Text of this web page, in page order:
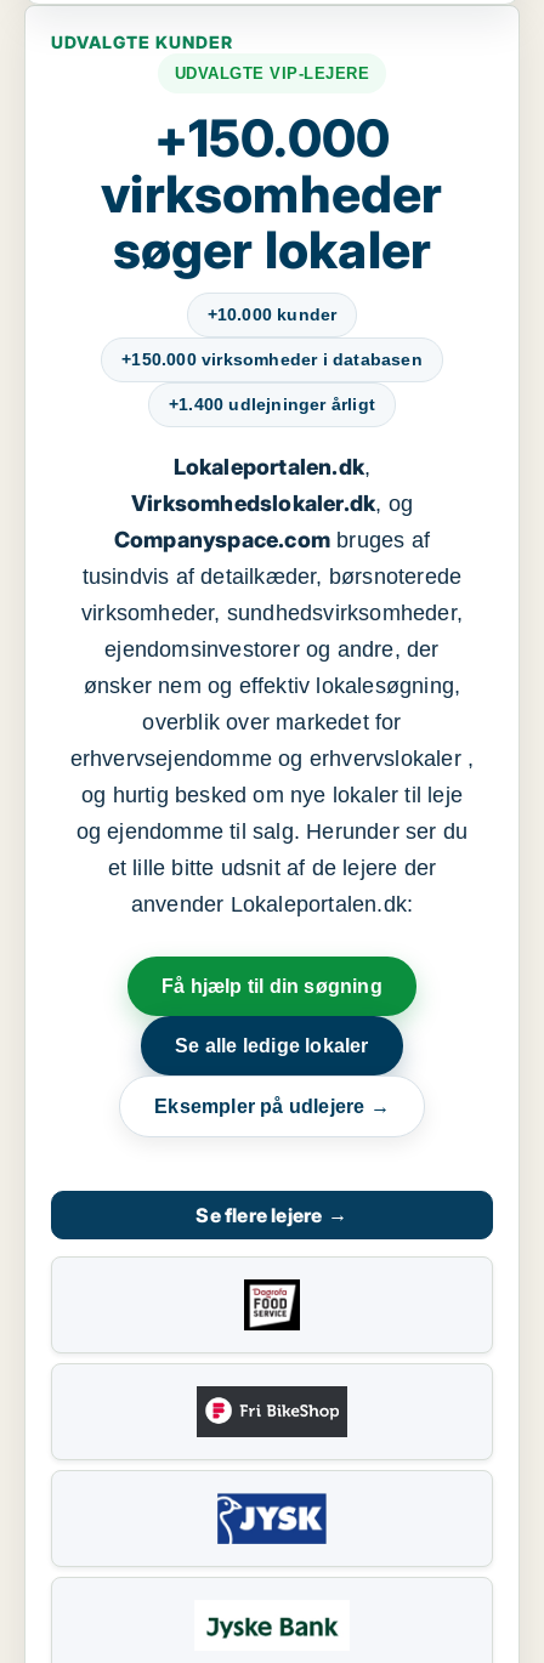
UDVALGTE KUNDER
UDVALGTE VIP-LEJERE
+150.000
virksomheder
søger lokaler
+10.000 kunder
+150.000 virksomheder i databasen
+1.400 udlejninger årligt
Lokaleportalen.dk,
Virksomhedslokaler.dk, og
Companyspace.com bruges af
tusindvis af detailkæder, børsnoterede
virksomheder, sundhedsvirksomheder,
ejendomsinvestorer og andre, der
ønsker nem og effektiv lokalesøgning,
overblik over markedet for
erhvervsejendomme og erhvervslokaler ,
og hurtig besked om nye lokaler til leje
og ejendomme til salg. Herunder ser du
et lille bitte udsnit af de lejere der
anvender Lokaleportalen.dk:
Få hjælp til din søgning
Se alle ledige lokaler
Eksempler på udlejere →
Se flere lejere →